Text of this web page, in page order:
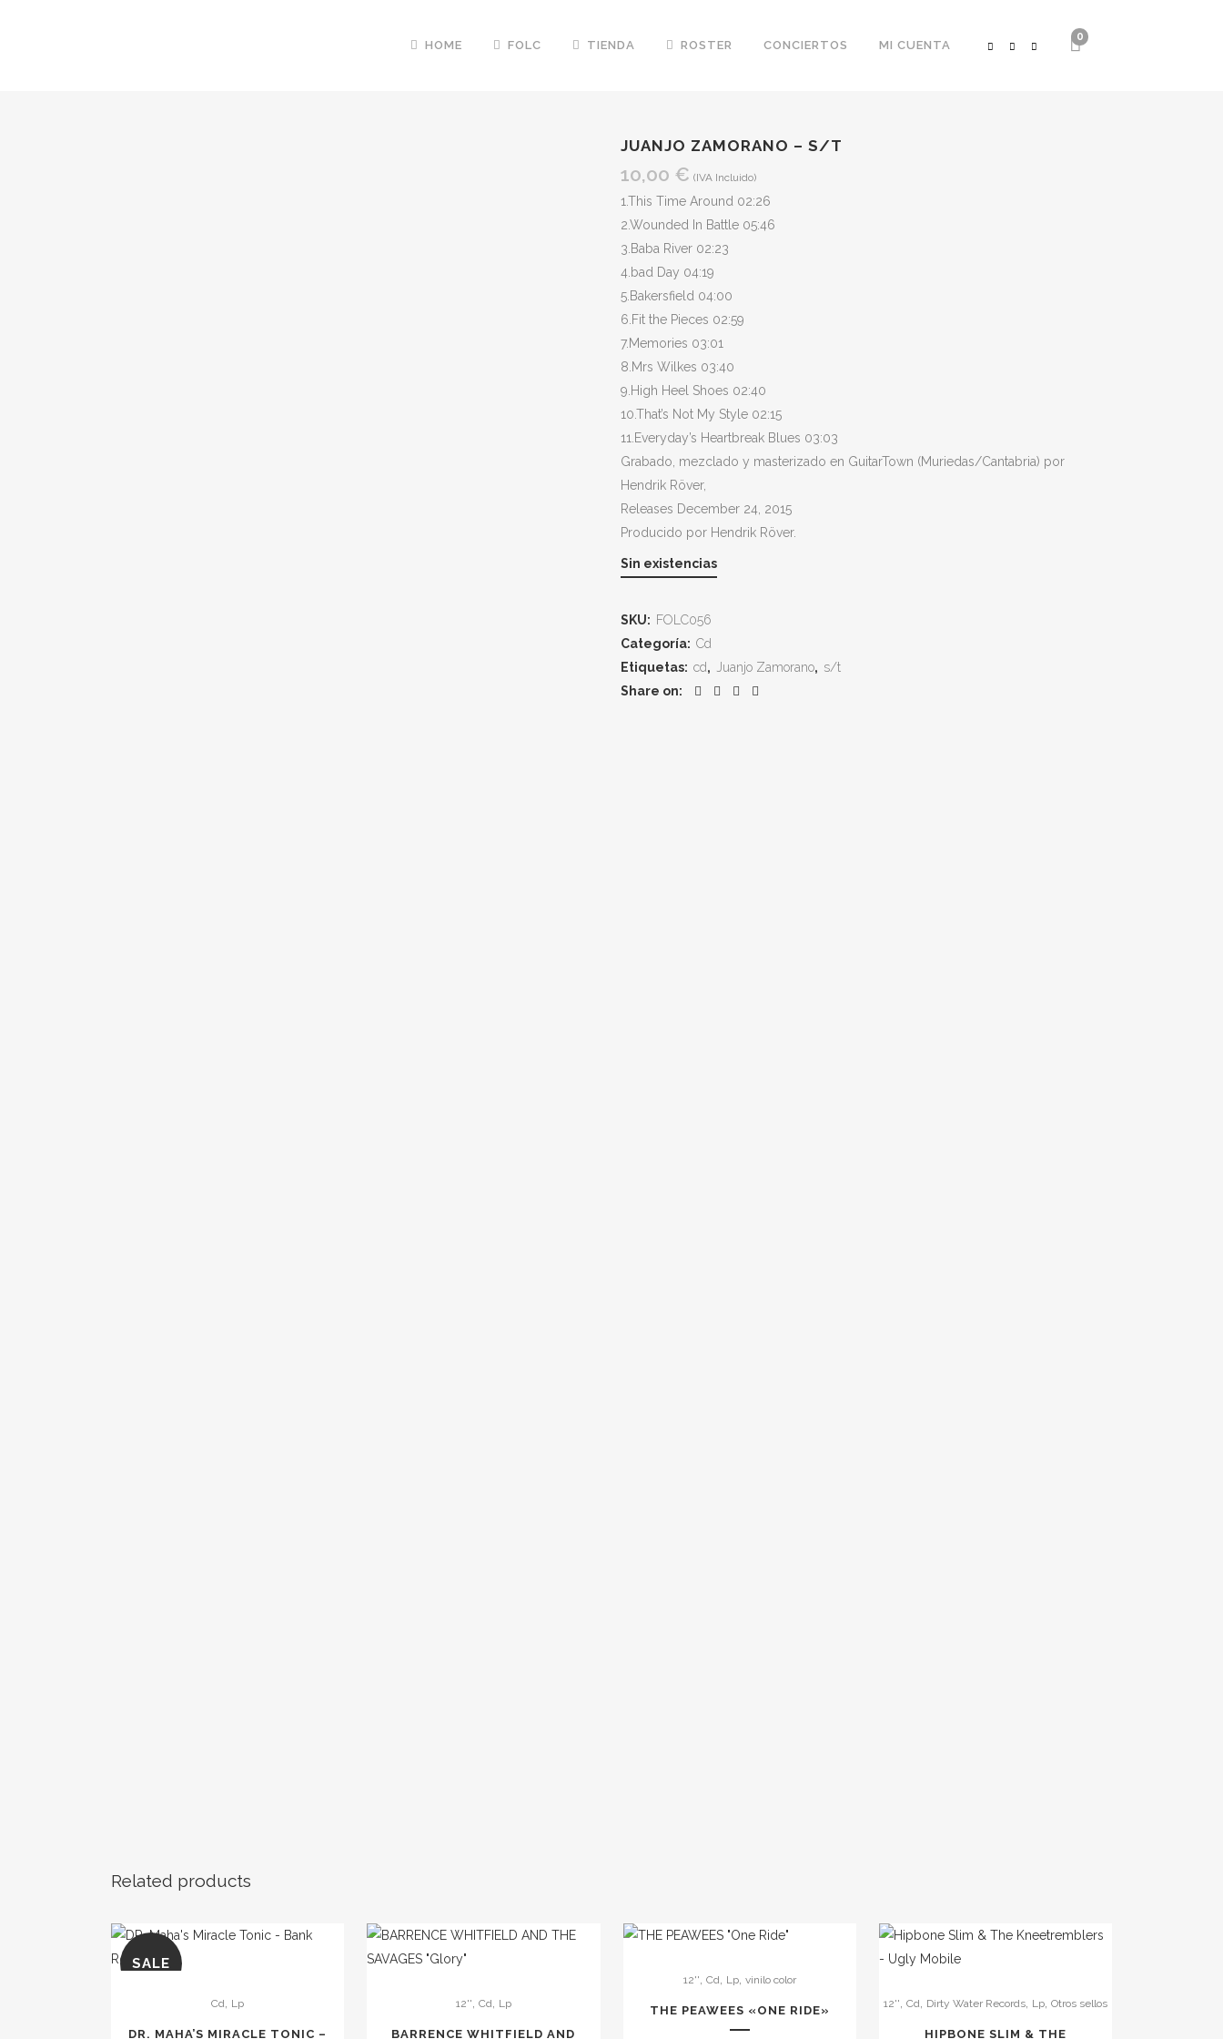
0
HOME FOLC TIENDA ROSTER CONCIERTOS MI CUENTA
JUANJO ZAMORANO – S/T
10,00 € (IVA Incluido)
1.This Time Around 02:26
2.Wounded In Battle 05:46
3.Baba River 02:23
4.bad Day 04:19
5.Bakersfield 04:00
6.Fit the Pieces 02:59
7.Memories 03:01
8.Mrs Wilkes 03:40
9.High Heel Shoes 02:40
10.That’s Not My Style 02:15
11.Everyday’s Heartbreak Blues 03:03
Grabado, mezclado y masterizado en GuitarTown (Muriedas/Cantabria) por
Hendrik Röver,
Releases December 24, 2015
Producido por Hendrik Röver.
Sin existencias
SKU: FOLC056
Categoría: Cd
Etiquetas: cd, Juanjo Zamorano, s/t
Share on:
Related products
SALE
tiene
Cd Lp
DR. MAHA’S MIRACLE TONIC –
tiene
12'' Cd Lp
BARRENCE WHITFIELD AND
12'' Cd Lp, vinilo color
THE PEAWEES «ONE RIDE» 12'' Cd Dirty Water Records, Lp, Otros sellos
HIPBONE SLIM & THE